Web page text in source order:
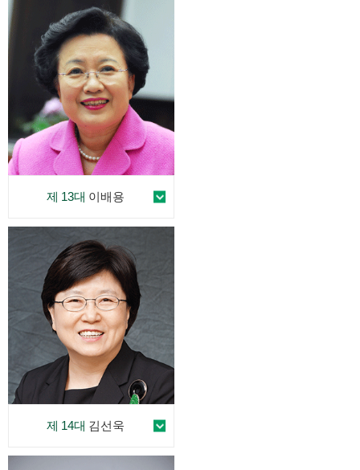
제 13대 이배용
제 14대 김선욱